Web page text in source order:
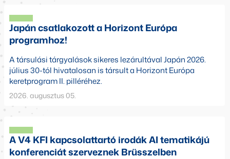
Japán csatlakozott a Horizont Európa
programhoz!
A társulási tárgyalások sikeres lezárultával Japán 2026.
július 30-tól hivatalosan is társult a Horizont Európa
keretprogram II. pilléréhez.
2026. augusztus 05.
A V4 KFI kapcsolattartó irodák AI tematikájú
konferenciát szerveznek Brüsszelben